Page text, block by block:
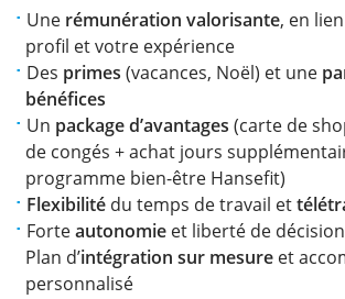
Une rémunération valorisante, en
profil et votre expérience
Des primes (vacances, Noël) et une
bénéfices
Un package d’avantages (carte de
de congés + achat jours
programme bien-être Hansefit)
Flexibilité du temps de travail et
Forteautonomie et liberté de décision
Plan d’intégration sur mesure et
personnalisé